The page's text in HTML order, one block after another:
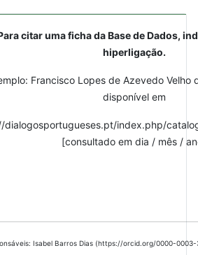
citar uma ficha da Base de Dados,
hiperligação.
Francisco Lopes de Azevedo Velho
disponível em
dialogosportugueses.pt/index.php/
[consultado em dia / mês /
Isabel Barros Dias (https://orcid.org/0000-